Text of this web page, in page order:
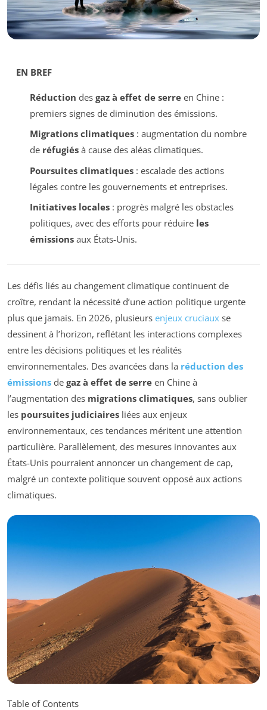
EN BREF
Réduction des gaz à effet de serreen Chine :
premiers signes de diminution des émissions.
Migrations climatiques: augmentation du nombre
de réfugiésà cause des aléas climatiques.
Poursuites climatiques: escalade des actions
légales contre les gouvernements et entreprises.
Initiatives locales: progrès malgré les obstacles
politiques, avec des efforts pour réduire les
émissionsaux États-Unis.
Les défis liés au changement climatique continuent de
croître, rendant la nécessité d’une action politique urgente
plus que jamais. En 2026, plusieurs enjeux cruciaux se
dessinent à l’horizon, reflétant les interactions complexes
entre les décisions politiques et les réalités
environnementales. Des avancées dans la réduction des
émissions de gaz à effet de serre en Chine à
l’augmentation des migrations climatiques, sans oublier
les poursuites judiciaires liées aux enjeux
environnementaux, ces tendances méritent une attention
particulière. Parallèlement, des mesures innovantes aux
États-Unis pourraient annoncer un changement de cap,
malgré un contexte politique souvent opposé aux actions
climatiques.
Table of Contents